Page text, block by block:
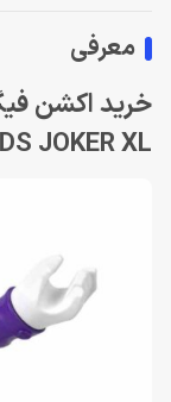
معرفی
JOKER XL